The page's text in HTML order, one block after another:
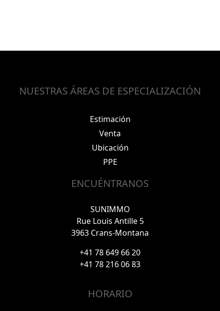
NUESTRAS ÁREAS DE ESPECIALIZACIÓN
Estimación
Venta
Ubicación
PPE
ENCUÉNTRANOS
SUNIMMO
Rue Louis Antille 5
3963 Crans-Montana
+41 78 649 66 20
+41 78 216 06 83
HORARIO